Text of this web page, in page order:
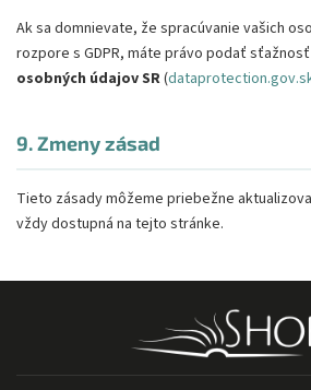
Ak sa domnievate, že spracúvanie vašich
rozpore s GDPR, máte právo podať sťažnosť
osobných údajov SR(
9. Zmeny zásad
Tieto zásady môžeme priebežne
vždy dostupná na tejto stránke.